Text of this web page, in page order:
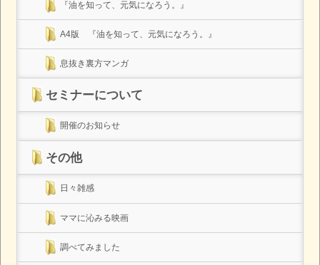
『油を知って、元気になろう。』
A4版 『油を知って、元気になろう。』
息抜き裏方マンガ
セミナーについて
開催のお知らせ
その他
日々雑感
ママに沁みる映画
調べてみました